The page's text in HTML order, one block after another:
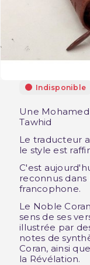
Indisponible
Une
Tawhid
Le traducteur
le style est
C'est
reconnus
francophone.
Le Noble
sens de ses
illustrée par
notes de
Coran, ainsi
la Révélation.